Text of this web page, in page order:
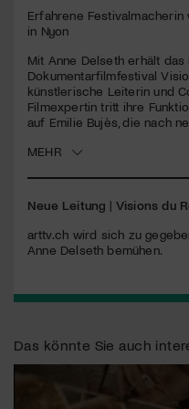
Erfahrene
in Nyon
Mit Anne Delseth erhält das
Dokumentarfilmfestival
künstlerische Leiterin und
Filmexpertin tritt ihre
auf Emilie Bujès, die nach
MEHR
Neue Leitung | Visions du
arttv.ch wird sich zu
Anne Delseth bemühen.
Das könnte Sie auch
Jetzt Mitglied werden